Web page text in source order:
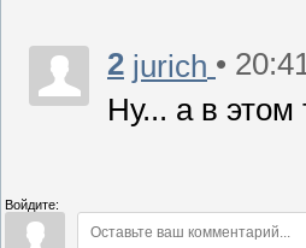
2 jurich •
Ну... а в этом
Войдите: